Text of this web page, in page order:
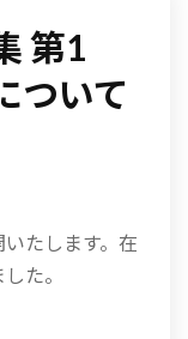
第1
ついて
たします。在
た。